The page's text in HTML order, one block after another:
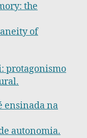
the
of
protagonismo
ensinada na
autonomia.